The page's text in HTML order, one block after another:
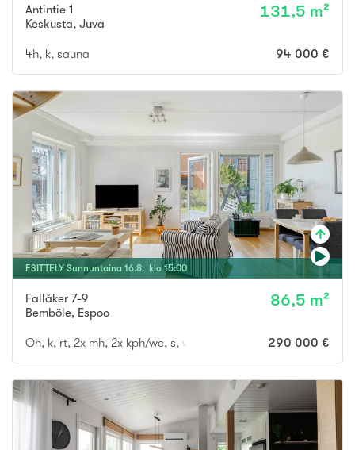
Antintie 1
Keskusta, Juva
131,5 m²
4h, k, sauna 94 000 €
ESITTELY Sunnuntaina 16.8. klo15:00
Fallåker 7-9
Bemböle, Espoo
86,5 m²
Oh, k, rt, 2x mh, 2x kph/wc, s, vh, aula, parv., piha-alue,
290 000 €